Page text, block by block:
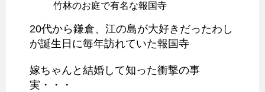
竹林のお庭で有名な報国寺
20代から鎌倉、江の島が大好きだったわし
が誕生日に毎年訪れていた報国寺
嫁ちゃんと結婚して知った衝撃の事
実・・・